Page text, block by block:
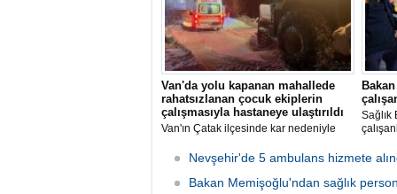
Van'da yolu kapanan mahallede
rahatsızlanan çocuk ekiplerin
çalışmasıyla hastaneye ulaştırıldı
Van'ın Çatak ilçesinde kar nedeniyle
3 yaşındaki çocuk, ekiplerin çalışmaları
sonucu hastaneye ulaştırıldı.
Sağlık
Nevşehir'de 5 ambulans hizmete
Bakan Memişoğlu'ndan sağlık